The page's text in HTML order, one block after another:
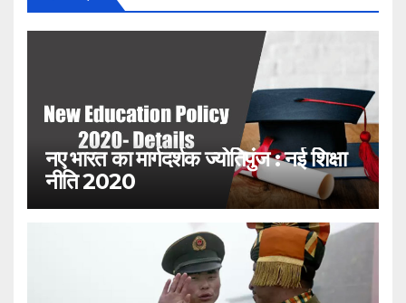
नए भारत का मार्गदर्शक ज्योतिपुंज : नई शिक्षा
नीति 2020